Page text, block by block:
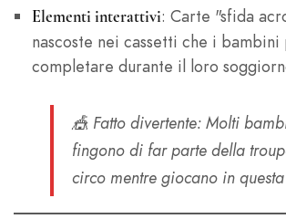
Elementi interattivi: Carte "sfida
nascoste nei cassetti che i bambini
completare durante il loro
🎪 Fatto divertente: Molti
fingono di far parte della
circo mentre giocano in